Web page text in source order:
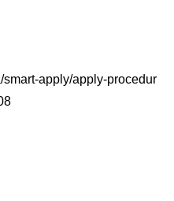
smart-apply/apply-procedur